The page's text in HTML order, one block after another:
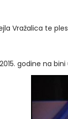
Vražalica te
godine na